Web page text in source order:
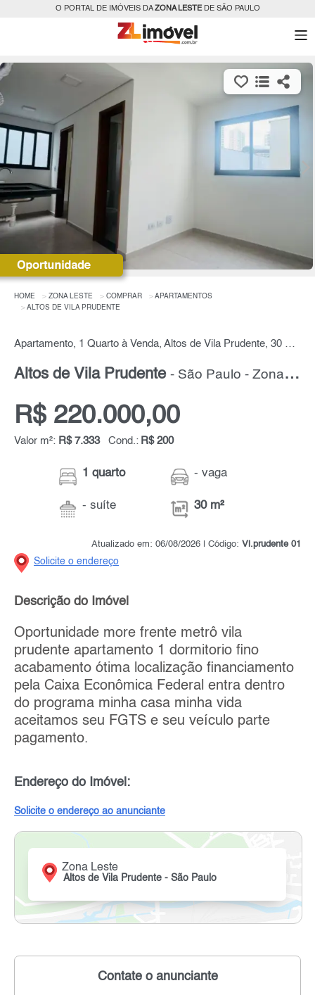
O PORTAL DE IMÓVEIS DAZONA LESTEDE SÃO PAULO
HOME ZONA LESTE COMPRAR
APARTAMENTOS
ALTOS DE VILA PRUDENTE
Apartamento, 1 Quarto à Venda, Altos de Vila Prudente, 30 m² por R$ 220.000,00
Altos de Vila Prudente - São Paulo - Zona Leste
R$ 220.000,00
Valor m²: R$ 7.333 Cond.: R$ 200
1 quarto
- suíte
- vaga
30 m²
Atualizado em: 06/08/2026 | Código: Vl.prudente 01
Solicite o endereço
Descrição do Imóvel
Oportunidade more frente metrô vila
prudente apartamento 1 dormitorio fino
acabamento ótima localização financiamento
pela Caixa Econômica Federal entra dentro
do programa minha casa minha vida
aceitamos seu FGTS e seu veículo parte
pagamento.
Endereço do Imóvel:
Solicite o endereço ao anunciante
Zona Leste
Altos de Vila Prudente - São Paulo
Contate o anunciante